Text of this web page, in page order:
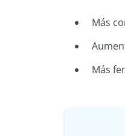
Más
Más